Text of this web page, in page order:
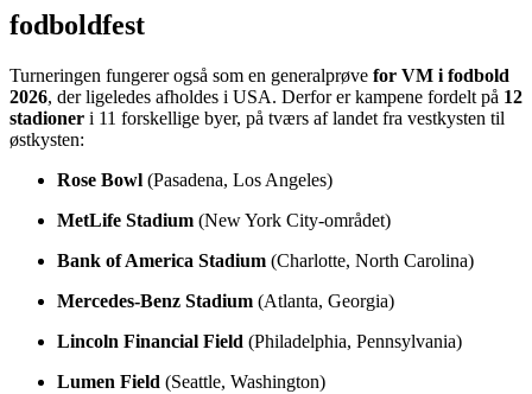
fodboldfest
Turneringen fungerer også som en generalprøve for VM i fodbold
2026, der ligeledes afholdes i USA. Derfor er kampene fordelt på 12
stadioner i 11 forskellige byer, på tværs af landet fra vestkysten til
østkysten:
Rose Bowl (Pasadena, Los Angeles)
MetLife Stadium (New York City-området)
Bank of America Stadium (Charlotte, North Carolina)
Mercedes-Benz Stadium (Atlanta, Georgia)
Lincoln Financial Field (Philadelphia, Pennsylvania)
Lumen Field (Seattle, Washington)